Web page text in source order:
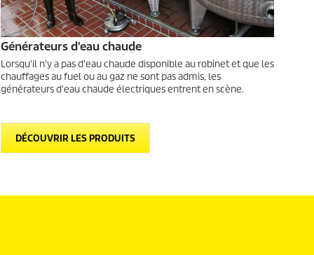
Générateurs d'eau chaude
Lorsqu'il n'y a pas d'eau chaude disponible au robinet et que les
chauffages au fuel ou au gaz ne sont pas admis, les
générateurs d'eau chaude électriques entrent en scène.
DÉCOUVRIR LES PRODUITS